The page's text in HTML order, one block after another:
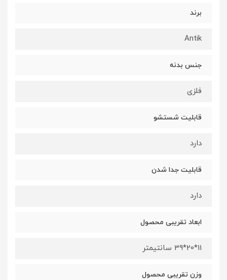
برند
Antik
جنس بدنه
فلزی
قابلیت شستشو
دارد
قابلیت جدا شدن
دارد
ابعاد تقریبی محصول
11*20*39 سانتیمتر
وزن تقریبی محصول